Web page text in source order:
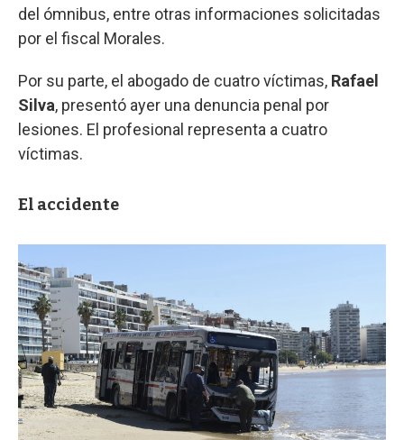
del ómnibus, entre otras informaciones solicitadas
por el fiscal Morales.
Por su parte, el abogado de cuatro víctimas, Rafael
Silva, presentó ayer una denuncia penal por
lesiones. El profesional representa a cuatro
víctimas.
El accidente